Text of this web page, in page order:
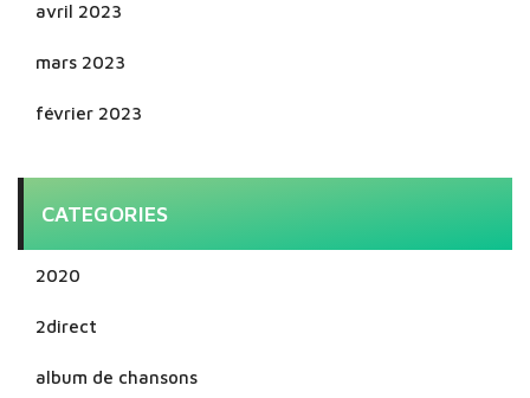
avril 2023
mars 2023
février 2023
CATEGORIES
2020
2direct
album de chansons